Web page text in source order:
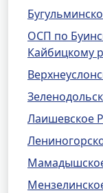
ОСП по
Кайбицкому
Лаишевское